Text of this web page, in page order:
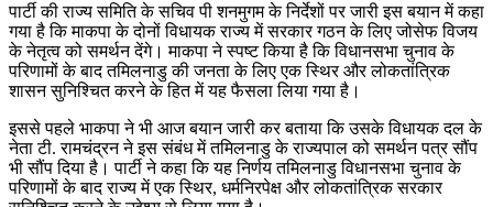
पार्टी की राज्य समिति के सचिव पी शनमुगम के निर्देशों पर जारी इस बयान में कहा
गया है कि माकपा के दोनों विधायक राज्य में सरकार गठन के लिए जोसेफ विजय
के नेतृत्व को समर्थन देंगे। माकपा ने स्पष्ट किया है कि विधानसभा चुनाव के
परिणामों के बाद तमिलनाडु की जनता के लिए एक स्थिर और लोकतांत्रिक
शासन सुनिश्चित करने के हित में यह फैसला लिया गया है।
इससे पहले भाकपा ने भी आज बयान जारी कर बताया कि उसके विधायक दल के
नेता टी. रामचंद्रन ने इस संबंध में तमिलनाडु के राज्यपाल को समर्थन पत्र सौंप
भी सौंप दिया है। पार्टी ने कहा कि यह निर्णय तमिलनाडु विधानसभा चुनाव के
परिणामों के बाद राज्य में एक स्थिर, धर्मनिरपेक्ष और लोकतांत्रिक सरकार